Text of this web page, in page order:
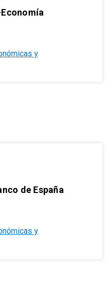
y
de España
y